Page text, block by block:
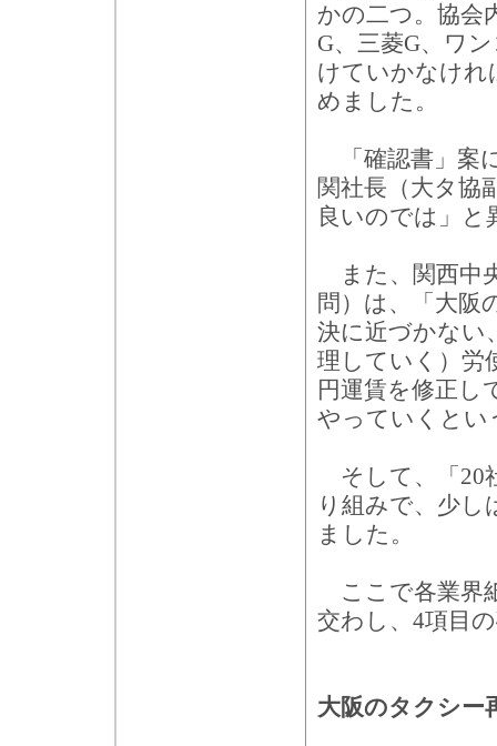
かの二つ。協会
G、三菱G、ワ
けていかなけれ
めました。
「確認書」案
関社長（大タ協
良いのでは」と
また、関西中
問）は、「大阪
決に近づかない
理していく）労
円運賃を修正し
やっていくとい
そして、「20
り組みで、少
ました。
ここで各業界
交わし、4項目
大阪のタクシー